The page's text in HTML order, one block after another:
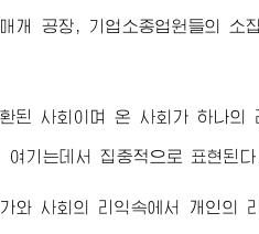
개 공장, 기업소종업원들의 소
된 사회이며 온 사회가 하나의
기는데서 집중적으로 표현된다.
와 사회의 리익속에서 개인의